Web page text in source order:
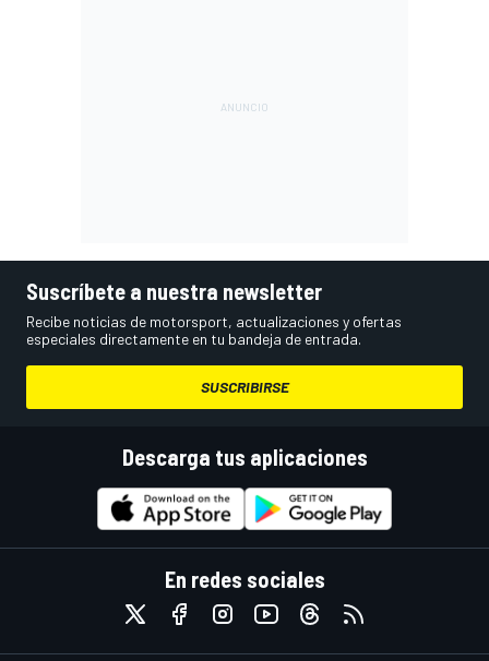
Suscríbete a nuestra newsletter
Recibe noticias de motorsport, actualizaciones y ofertas
especiales directamente en tu bandeja de entrada.
SUSCRIBIRSE
Descarga tus aplicaciones
En redes sociales